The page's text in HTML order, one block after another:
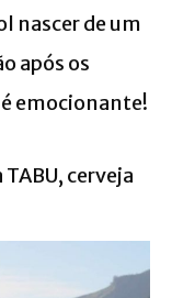
nascer de um
após os
emocionante!
cerveja